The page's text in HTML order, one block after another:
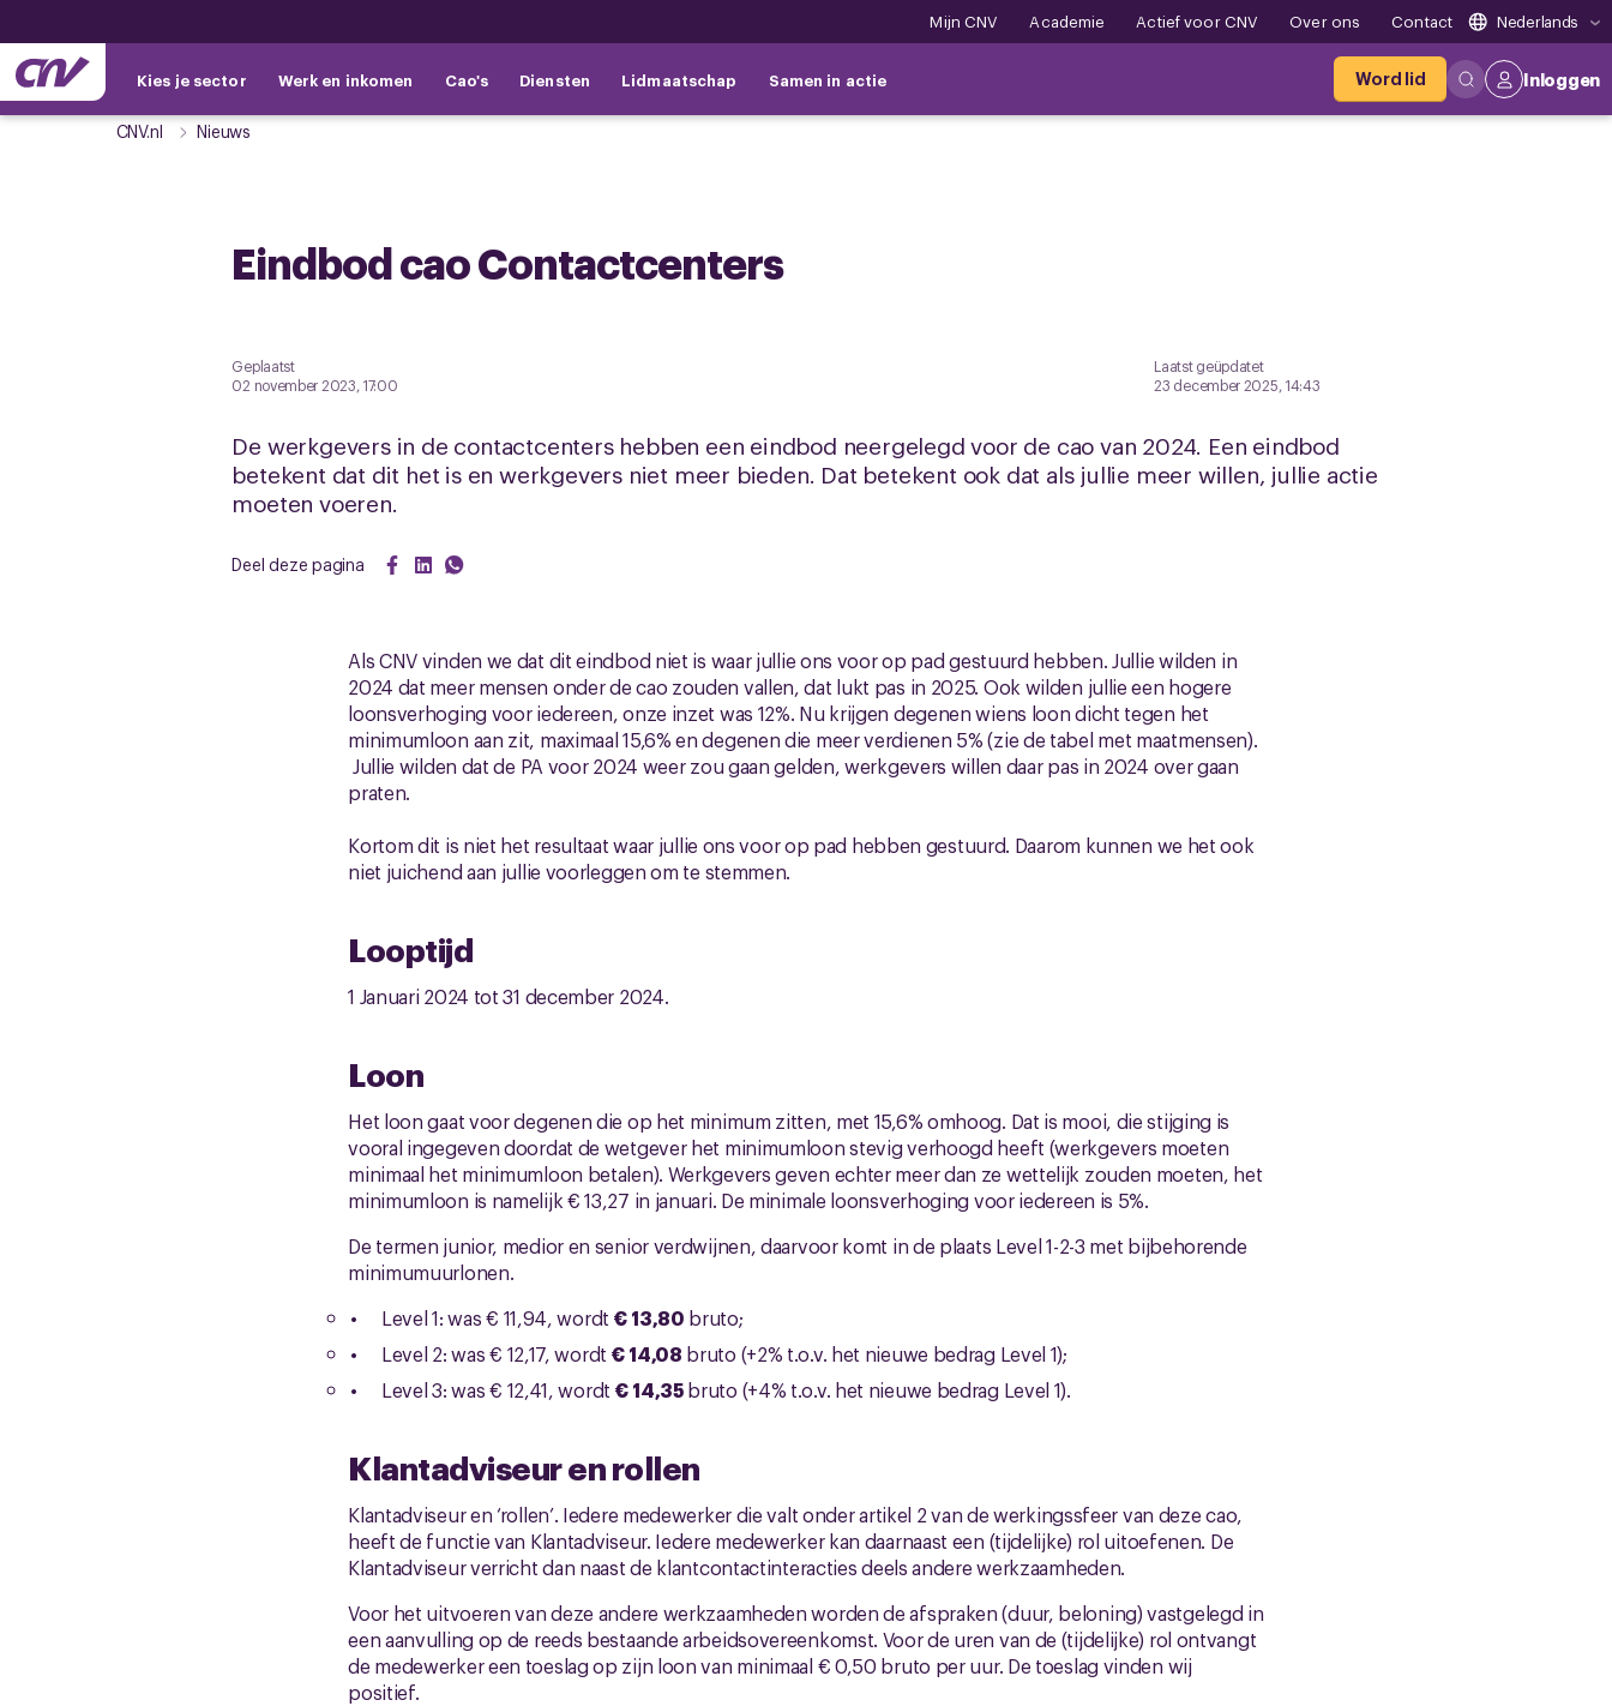
Mijn CNV Academie Actief voor CNV Over ons Contact Nederlands
Kies je sector Werk en inkomen Cao's Diensten Lidmaatschap Samen in actie Word lid Inloggen
CNV.nl Nieuws
Eindbod cao Contactcenters
Geplaatst
02 november 2023, 17:00
Laatst geüpdatet
23 december 2025, 14:43
De werkgevers in de contactcenters hebben een eindbod neergelegd voor de cao van 2024. Een eindbod
betekent dat dit het is en werkgevers niet meer bieden. Dat betekent ook dat als jullie meer willen, jullie actie
moeten voeren.
Deel deze pagina
Als CNV vinden we dat dit eindbod niet is waar jullie ons voor op pad gestuurd hebben. Jullie wilden in
2024 dat meer mensen onder de cao zouden vallen, dat lukt pas in 2025. Ook wilden jullie een hogere
loonsverhoging voor iedereen, onze inzet was 12%. Nu krijgen degenen wiens loon dicht tegen het
minimumloon aan zit, maximaal 15,6% en degenen die meer verdienen 5% (zie de tabel met maatmensen).
Jullie wilden dat de PA voor 2024 weer zou gaan gelden, werkgevers willen daar pas in 2024 over gaan
praten.
Kortom dit is niet het resultaat waar jullie ons voor op pad hebben gestuurd. Daarom kunnen we het ook
niet juichend aan jullie voorleggen om te stemmen.
Looptijd
1 Januari 2024 tot 31 december 2024.
Loon
Het loon gaat voor degenen die op het minimum zitten, met 15,6% omhoog. Dat is mooi, die stijging is
vooral ingegeven doordat de wetgever het minimumloon stevig verhoogd heeft (werkgevers moeten
minimaal het minimumloon betalen). Werkgevers geven echter meer dan ze wettelijk zouden moeten, het
minimumloon is namelijk € 13,27 in januari. De minimale loonsverhoging voor iedereen is 5%.
De termen junior, medior en senior verdwijnen, daarvoor komt in de plaats Level 1-2-3 met bijbehorende
minimumuurlonen.
Level 1: was € 11,94, wordt € 13,80 bruto;
Level 2: was € 12,17, wordt € 14,08 bruto (+2% t.o.v. het nieuwe bedrag Level 1);
Level 3: was € 12,41, wordt € 14,35bruto (+4% t.o.v. het nieuwe bedrag Level 1).
Klantadviseur en rollen
Klantadviseur en ‘rollen’. Iedere medewerker die valt onder artikel 2 van de werkingssfeer van deze cao,
heeft de functie van Klantadviseur. Iedere medewerker kan daarnaast een (tijdelijke) rol uitoefenen. De
Klantadviseur verricht dan naast de klantcontactinteracties deels andere werkzaamheden.
Voor het uitvoeren van deze andere werkzaamheden worden de afspraken (duur, beloning) vastgelegd in
een aanvulling op de reeds bestaande arbeidsovereenkomst. Voor de uren van de (tijdelijke) rol ontvangt
de medewerker een toeslag op zijn loon van minimaal € 0,50 bruto per uur. De toeslag vinden wij
positief.